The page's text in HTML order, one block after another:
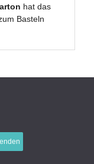
hat das
Basteln